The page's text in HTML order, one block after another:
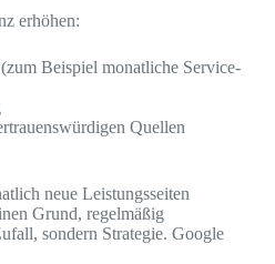
erhöhen:
Beispiel monatliche Service-
Quellen
neue Leistungsseiten
Grund, regelmäßig
sondern Strategie. Google